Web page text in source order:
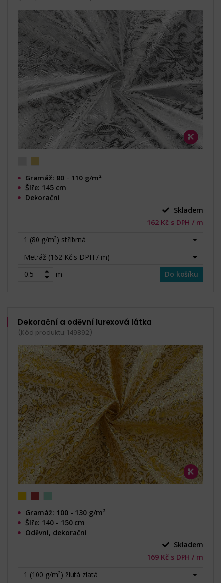
Gramáž: 80 - 110 g/m²
Šíře: 145 cm
Dekorační
Skladem
162 Kč s DPH / m
1 (80 g/m²) stříbrná
Metráž (162 Kč s DPH / m)
m
Do košíku
Dekorační a oděvní lurexová látka
(Kód produktu: 149892)
Gramáž: 100 - 130 g/m²
Šíře: 140 - 150 cm
Oděvní, dekorační
Skladem
169 Kč s DPH / m
1 (100 g/m²) žlutá zlatá